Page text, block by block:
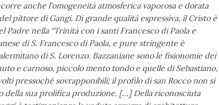
anche l’omogeneità atmosferica vaporosa e dorata
pittore di Gangi. Di grande qualità espressiva, il Cristo è
Padre nella “Trinità con i santi Francesco di Paola e
di S. Francesco di Paola, e pure stringente è
di S. Lorenzo. Bazzaniane sono le fisionomie dei
e carnoso, piccolo mento tondo e quelle di Sebastiano,
pressoché sovrapponibili; il profilo di san Rocco non si
della sua prolifica produzione. […] Della riconosciuta